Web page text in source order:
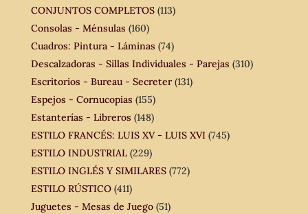
CONJUNTOS COMPLETOS (113)
Consolas - Ménsulas (160)
Cuadros: Pintura - Láminas (74)
Descalzadoras - Sillas Individuales - Parejas (310)
Escritorios - Bureau - Secreter (131)
Espejos - Cornucopias (155)
Estanterías - Libreros (148)
ESTILO FRANCÉS: LUIS XV - LUIS XVI (745)
ESTILO INDUSTRIAL (229)
ESTILO INGLÉS Y SIMILARES (772)
ESTILO RÚSTICO (411)
Juguetes - Mesas de Juego (51)